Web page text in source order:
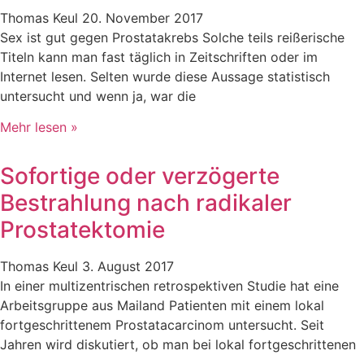
Thomas Keul 20. November 2017
Sex ist gut gegen Prostatakrebs Solche teils reißerische
Titeln kann man fast täglich in Zeitschriften oder im
Internet lesen. Selten wurde diese Aussage statistisch
untersucht und wenn ja, war die
Mehr lesen »
Sofortige oder verzögerte
Bestrahlung nach radikaler
Prostatektomie
Thomas Keul 3. August 2017
In einer multizentrischen retrospektiven Studie hat eine
Arbeitsgruppe aus Mailand Patienten mit einem lokal
fortgeschrittenem Prostatacarcinom untersucht. Seit
Jahren wird diskutiert, ob man bei lokal fortgeschrittenen